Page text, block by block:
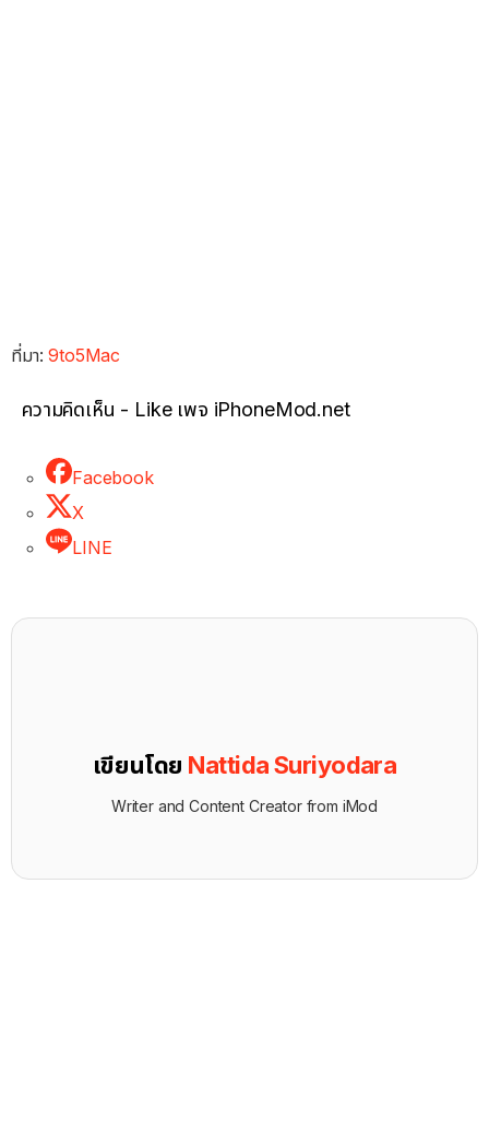
ที่มา:9to5Mac
ความคิดเห็น - Like เพจ iPhoneMod.net
Facebook
X
LINE
เขียนโดย Nattida Suriyodara
Writer and Content Creator from iMod